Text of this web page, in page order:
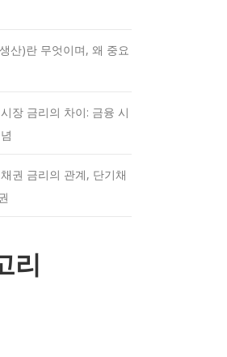
산)란 무엇이며, 왜 중요
장 금리의 차이: 금융 시
권 금리의 관계, 단기채
리